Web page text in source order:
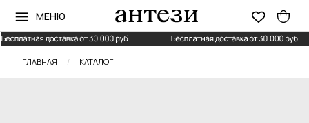
МЕНЮ
/
ГЛАВНАЯ КАТАЛОГ